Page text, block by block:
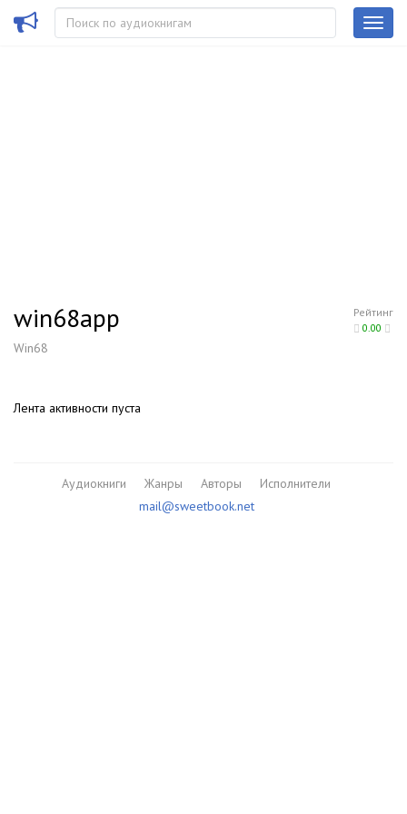
Рейтинг
0.00
win68app
Win68
Лента активности пуста
Аудиокниги Жанры Авторы
Исполнители
mail@sweetbook.net